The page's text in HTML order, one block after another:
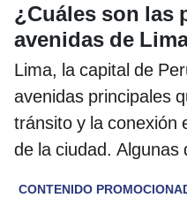
¿Cuáles son las
avenidas de
Lima, la capital de
avenidas principales
tránsito y la conexión
de la ciudad. Algunas